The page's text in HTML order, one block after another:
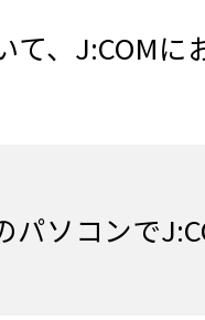
て、J:COMに
パソコンで